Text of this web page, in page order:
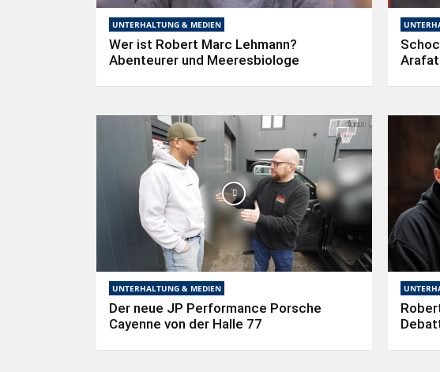
UNTERHALTUNG & MEDIEN
Wer ist Robert Marc Lehmann?
Abenteurer und Meeresbiologe
UNTERHALTUNG & MEDIEN
Der neue JP Performance Porsche
Cayenne von der Halle 77